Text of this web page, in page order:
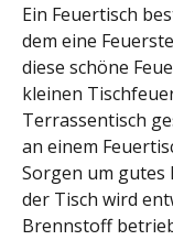
Ein Feuertisch
dem eine
diese schöne
kleinen
Terrassentisch
an einem
Sorgen um gutes
der Tisch wird
Brennstoff